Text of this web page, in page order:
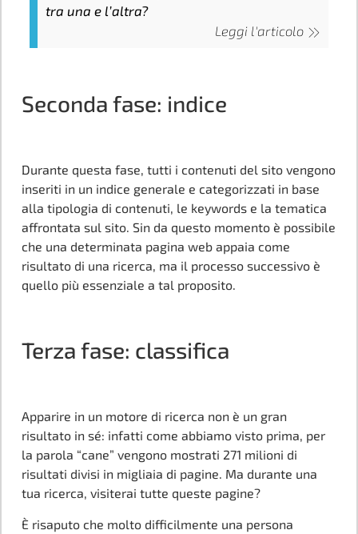
tra una e l’altra?
Leggi l'articolo
Seconda fase: indice
Durante questa fase, tutti i contenuti del sito vengono
inseriti in un indice generale e categorizzati in base
alla tipologia di contenuti, le keywords e la tematica
affrontata sul sito. Sin da questo momento è possibile
che una determinata pagina web appaia come
risultato di una ricerca, ma il processo successivo è
quello più essenziale a tal proposito.
Terza fase: classifica
Apparire in un motore di ricerca non è un gran
risultato in sé: infatti come abbiamo visto prima, per
la parola “cane” vengono mostrati 271 milioni di
risultati divisi in migliaia di pagine. Ma durante una
tua ricerca, visiterai tutte queste pagine?
È risaputo che molto difficilmente una persona